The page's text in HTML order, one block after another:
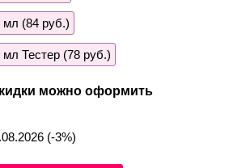
мл (84 руб.)
Тестер (78 руб.)
можно оформить
(-3%)